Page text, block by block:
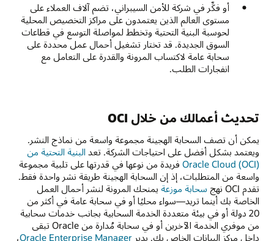
أو فكِّر في شركة للأمن السيبراني، تضم آلاف العملاء على
مستوى العالم الذين يعتمدون على مراكز التخصيص المحلية
لحوسبة البنية التحتية وتخطط لمواصلة التوسع في قطاعات
السوق الجديدة. قد تختار تشغيل أحمال عمل محددة على
سحابة عامة لاكتساب المرونة والقدرة على التعامل مع
انفجارات الطلب.
تحديث أعمالك من خلال OCI
يمكن أن تصف السحابة الهجينة مجموعة واسعة من نماذج النشر.
ويعتمد بشكل أفضل على احتياجات الشركة. تعد البنية التحتية من
Oracle Cloud (OCI) فريدة من نوعها في قدرتها على تلبية مجموعة
واسعة من المتطلبات، إذ إن السحابة الهجينة طريقة نشر واحدة فقط.
تقدم OCI نهج
سحابة موزعة يمنحك المرونة لنشر أحمال العمل
الخاصة بك أينما تريد—سواء محليًا أو في سحابة عامة في أكثر من
20 دولة أو في بيئة متعددة الخدمة السحابية بجانب خدمات سحابية
من موفري الخدمة الآخرين أو في سحابة مُدارة من Oracle تبقى
داخل مركز البيانات الخاص بك. يدير Oracle Enterprise Manager،